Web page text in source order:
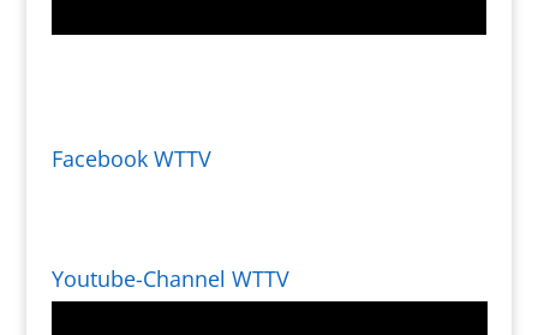
Facebook WTTV
Youtube-Channel WTTV